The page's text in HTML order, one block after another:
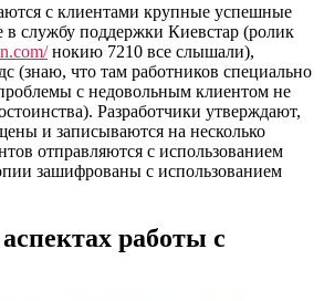
с клиентами крупные успешные
службу поддержки Киевстар (ролик
нокию 7210 все слышали),
(знаю, что там работников специально
с недовольным клиентом не
Разработчики утверждают,
и записываются на несколько
отправляются с использованием
зашифрованы с использованием
работы с